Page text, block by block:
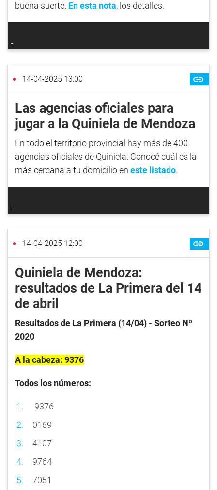
buena suerte. En esta nota, los detalles.
14-04-2025 13:00
Las agencias oficiales para
jugar a la Quiniela de Mendoza
En todo el territorio provincial hay más de 400
agencias oficiales de Quiniela. Conocé cuál es la
más cercana a tu domicilio en este listado.
14-04-2025 12:00
Quiniela de Mendoza:
resultados de La Primera del 14
de abril
Resultados de La Primera (14/04) - Sorteo Nº
2020
A la cabeza: 9376
Todos los números:
9376
0169
4107
9764
7051